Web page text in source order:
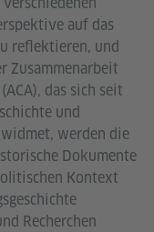
auf das
reflektieren, und
Zusammenarbeit
das sich seit
und
werden die
Dokumente
Kontext
Recherchen